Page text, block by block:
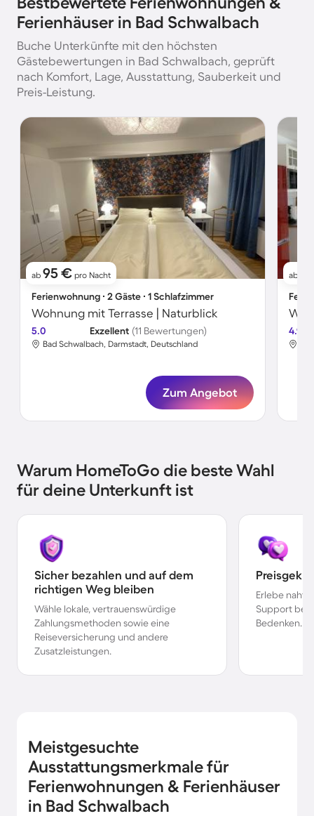
Ferienhäuser in Bad Schwalbach
Buche Unterkünfte mit den höchsten
Gästebewertungen in Bad Schwalbach, geprüft
nach Komfort, Lage, Ausstattung, Sauberkeit und
Preis-Leistung.
ab 95 € pro Nacht
Ferienwohnung ∙ 2 Gäste ∙ 1 Schlafzimmer
Wohnung mit Terrasse | Naturblick
5.0 Exzellent (11 Bewertungen)
Bad Schwalbach, Darmstadt, Deutschland
Zum Angebot
ab
4.9
Warum HomeToGo die beste Wahl
für deine Unterkunft ist
Sicher bezahlen und auf dem
richtigen Weg bleiben
Wähle lokale, vertrauenswürdige
Zahlungsmethoden sowie eine
Reiseversicherung und andere
Zusatzleistungen.
Erlebe
Support bei
Bedenken.
Meistgesuchte
Ausstattungsmerkmale für
Ferienwohnungen & Ferienhäuser
in Bad Schwalbach